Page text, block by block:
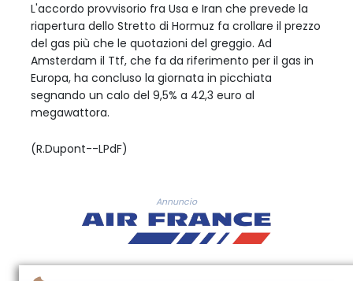
L'accordo provvisorio fra Usa e Iran che prevede la
riapertura dello Stretto di Hormuz fa crollare il prezzo
del gas più che le quotazioni del greggio. Ad
Amsterdam il Ttf, che fa da riferimento per il gas in
Europa, ha concluso la giornata in picchiata
segnando un calo del 9,5% a 42,3 euro al
megawattora.
(R.Dupont--LPdF)
Annuncio